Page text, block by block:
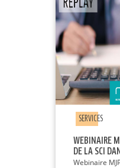
SERVICES
WEBINAIRE
DE LA SCI
Webinaire